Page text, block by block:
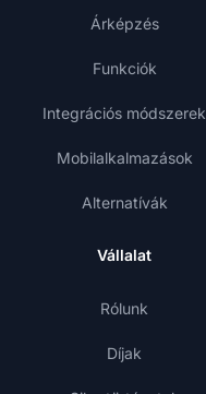
Árképzés
Funkciók
Integrációs módszerek
Mobilalkalmazások
Alternatívák
Vállalat
Rólunk
Díjak